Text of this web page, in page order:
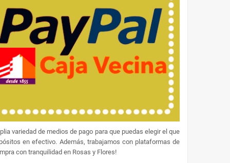
variedad de medios de pago para que puedas elegir el que
en efectivo. Además, trabajamos con plataformas de
con tranquilidad en Rosas y Flores!